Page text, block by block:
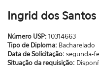
Ingrid dos
Número USP: 10314663
Tipo de Diploma: Bacharelado
Data de Solicitação: segunda-
Situação da requisição: